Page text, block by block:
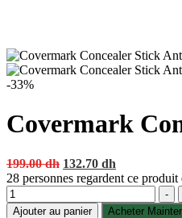
-33%
Covermark
199.00dh Original
price
199.00 dh.
132.70 dh
price
132.70 dh.
28 personnes regardent ce produit
Quantité
-
Ajouter au panier
Acheter